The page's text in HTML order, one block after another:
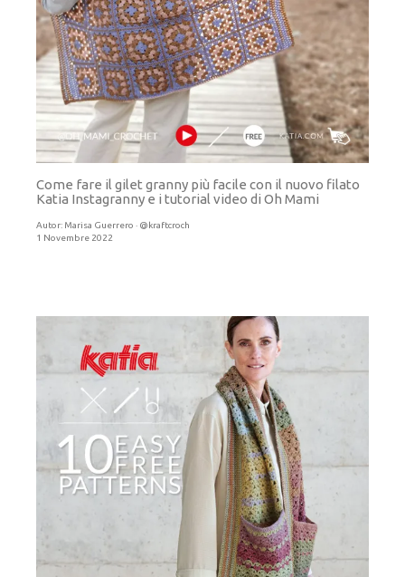
Come fare il gilet granny più facile con il nuovo filato
Katia Instagranny e i tutorial video di Oh Mami
Autor: Marisa Guerrero · @kraftcroch
1 Novembre 2022